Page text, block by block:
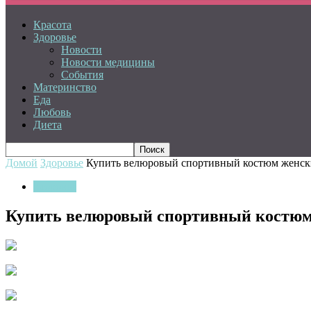
Красота
Здоровье
Новости
Новости медицины
События
Материнство
Еда
Любовь
Диета
Домой Здоровье Купить велюровый спортивный костюм
Купить велюровый спортивный